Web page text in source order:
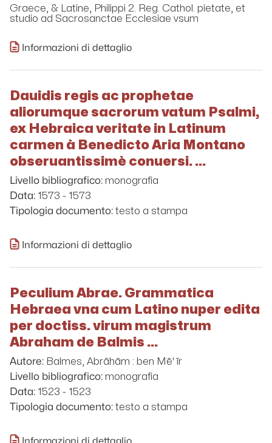
Graece, & Latine, Philippi 2. Reg. Cathol. pietate, et
studio ad Sacrosanctae Ecclesiae vsum
Informazioni di dettaglio
Dauidis regis ac prophetae
aliorumque sacrorum vatum Psalmi,
ex Hebraica veritate in Latinum
carmen à Benedicto Aria Montano
obseruantissimè conuersi. ...
Livello bibliografico: monografia
Data: 1573 - 1573
Tipologia documento: testo a stampa
Informazioni di dettaglio
Peculium Abrae. Grammatica
Hebraea vna cum Latino nuper edita
per doctiss. virum magistrum
Abraham de Balmis ...
Autore: Balmes, Abrāhām : ben Mē' īr
Livello bibliografico: monografia
Data: 1523 - 1523
Tipologia documento: testo a stampa